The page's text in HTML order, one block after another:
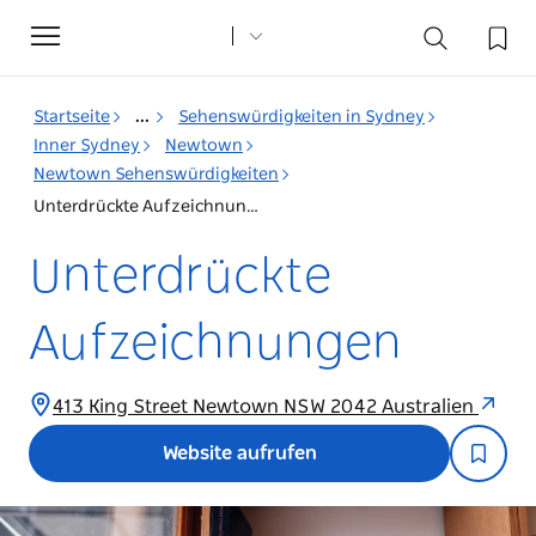
Toggle
navigation
Startseite ...
Sehenswürdigkeiten in Sydney
Inner Sydney
Newtown
Newtown Sehenswürdigkeiten
Unterdrückte Aufzeichnungen
Unterdrückte
Aufzeichnungen
413 King Street Newtown NSW 2042 Australien
Website aufrufen